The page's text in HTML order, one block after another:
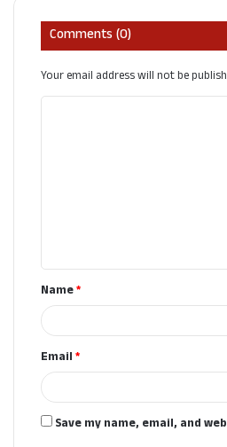
Comments (0)
Your email address will not be
t
*Name*
Email*
Save my name, email, and